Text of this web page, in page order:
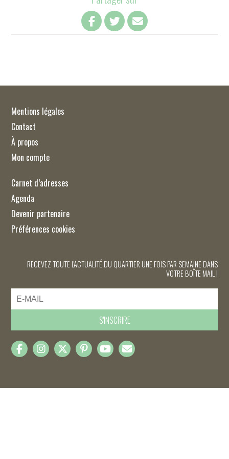
Mentions légales
Contact
À propos
Mon compte
Carnet d’adresses
Agenda
Devenir partenaire
Préférences cookies
RECEVEZ TOUTE L'ACTUALITÉ DU QUARTIER UNE FOIS PAR SEMAINE DANS
VOTRE BOÎTE MAIL !